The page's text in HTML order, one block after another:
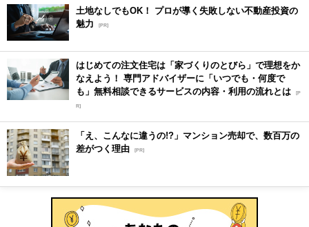
土地なしでもOK！ プロが導く失敗しない不動産投資の
魅力
[PR]
はじめての注文住宅は「家づくりのとびら」で理想をか
なえよう！ 専門アドバイザーに「いつでも・何度で
も」無料相談できるサービスの内容・利用の流れとは [P
R]
「え、こんなに違うの!?」マンション売却で、数百万の
差がつく理由 [PR]